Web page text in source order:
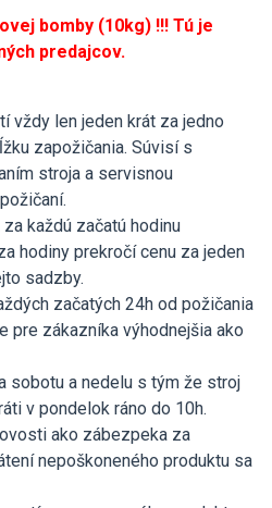
bomby (10kg) !!! Tú je
predajcov.
vždy len jeden krát za jedno
zapožičania. Súvisí s
stroja a servisnou
každú začatú hodinu
hodiny prekročí cenu za jeden
sadzby.
začatých 24h od požičania
pre zákazníka výhodnejšia ako
sobotu a nedelu s tým že stroj
v pondelok ráno do 10h.
ako zábezpeka za
nepoškoneného produktu sa